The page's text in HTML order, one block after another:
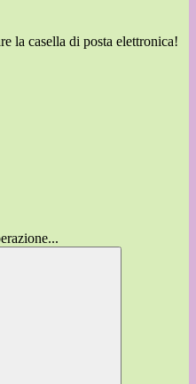
la casella di posta elettronica!